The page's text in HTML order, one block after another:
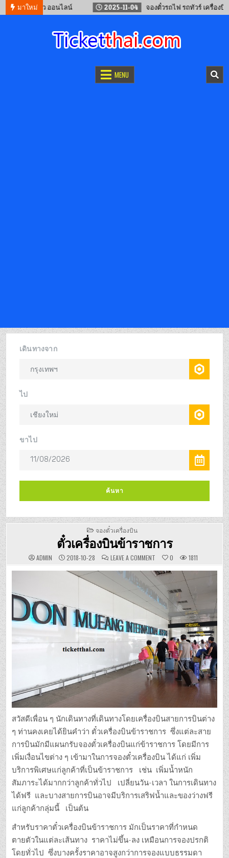
มาใหม่
น – ลาว ออนไลน์ 2025-11-04 จองตั๋วรถไฟ รถทัวร์ เครื่องบิน “เทศ
MENU
POSTED
IN
จองตั๋วเครื่องบิน
ตั๋วเครื่องบินข้าราชการ
ADMIN 2018-10-28 LEAVE A COMMENTON
เครื่อง
บิน
0 1811
สวัสดีเพื่อน ๆ นักเดินทางที่เดินทางโดยเครื่องบินสายการบินต่าง
ๆ ท่านคงเคยได้ยินคำว่า ตั๋วเครื่องบินข้าราชการ ซึ่งแต่ละสาย
การบินมักมีแผนกรับจองตั๋วเครื่องบินแก่ข้าราชการ โดยมีการ
เพิ่มเงื่อนไขต่าง ๆ เข้ามาในการจองตั๋วเครื่องบิน ได้แก่ เพิ่ม
บริการพิเศษแก่ลูกค้าที่เป็นข้าราชการ เช่น เพิ่มน้ำหนัก
สัมภาระได้มากกว่าลูกค้าทั่วไป เปลี่ยนวัน-เวลา ในการเดินทาง
ได้ฟรี และบางสายการบินอาจมีบริการเสริฟน้ำและของว่างฟรี
แก่ลูกค้ากลุ่มนี้ เป็นต้น
สำหรับราคาตั๋วเครื่องบินข้าราชการ มักเป็นราคาที่กำหนด
ตายตัวในแต่ละเส้นทาง ราคาไม่ขึ้น-ลง เหมือนการจองปรกติ
โดยทั่วไป ซึ่งบางครั้งราคาอาจสูงกว่าการจองแบบธรรมดา